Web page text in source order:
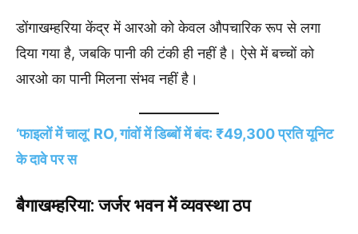
डोंगाखम्हरिया केंद्र में आरओ को केवल औपचारिक रूप से लगा
दिया गया है, जबकि पानी की टंकी ही नहीं है। ऐसे में बच्चों को
आरओ का पानी मिलना संभव नहीं है।
‘फाइलों में चालू’ RO, गांवों में डिब्बों में बंद: ₹49,300 प्रति यूनिट
के दावे पर स
बैगाखम्हरिया: जर्जर भवन में व्यवस्था ठप